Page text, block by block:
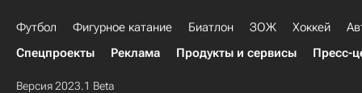
Футбол Фигурное катание Биатлон ЗОЖ Хоккей
Спецпроекты
Реклама Продукты и сервисы Пресс-
Версия 2023.1 Beta